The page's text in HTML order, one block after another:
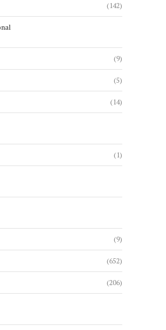
(142)
(9)
(5)
(14)
(1)
(9)
(652)
(206)